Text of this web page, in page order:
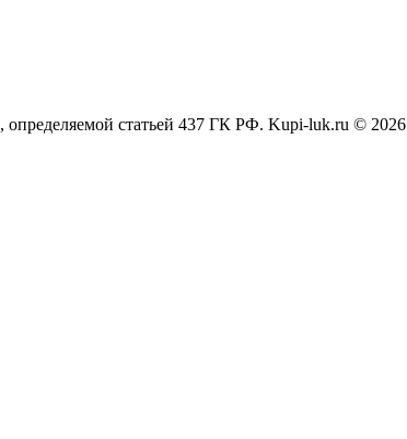
определяемой статьей 437 ГК РФ. Kupi-luk.ru © 2026